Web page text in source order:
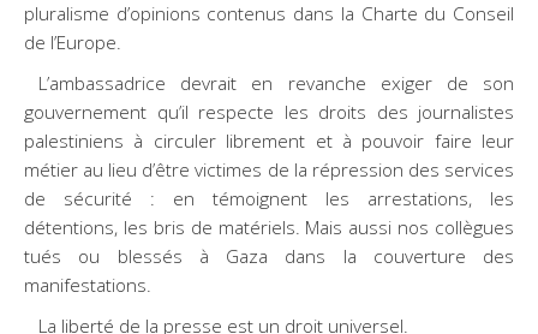
pluralisme d’opinions contenus dans la Charte du Conseil
de l’Europe.
L’ambassadrice devrait en revanche exiger de son
gouvernement qu’il respecte les droits des journalistes
palestiniens à circuler librement et à pouvoir faire leur
métier au lieu d’être victimes de la répression des services
de sécurité : en témoignent les arrestations, les
détentions, les bris de matériels. Mais aussi nos collègues
tués ou blessés à Gaza dans la couverture des
manifestations.
La liberté de la presse est un droit universel.